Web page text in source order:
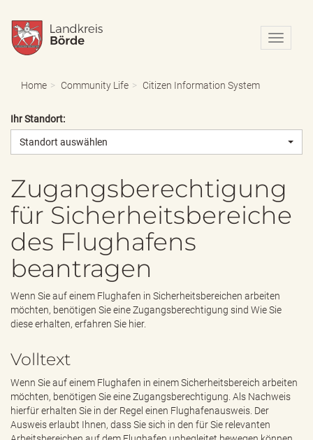
N
a
o
i
-
b
l
Home Community Life Citizen Information System
Ihr Standort:
Standort auswählen
Zugangsberechtigung
für Sicherheitsbereiche
des Flughafens
beantragen
Wenn Sie auf einem Flughafen in Sicherheitsbereichen arbeiten
möchten, benötigen Sie eine Zugangsberechtigung sind Wie Sie
diese erhalten, erfahren Sie hier.
Volltext
Wenn Sie auf einem Flughafen in einem Sicherheitsbereich arbeiten
möchten, benötigen Sie eine Zugangsberechtigung. Als Nachweis
hierfür erhalten Sie in der Regel einen Flughafenausweis. Der
Ausweis erlaubt Ihnen, dass Sie sich in den für Sie relevanten